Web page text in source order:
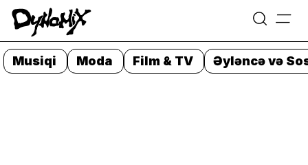
Skip
to
content
=
Musiqi Moda Film & TV Əyləncə və